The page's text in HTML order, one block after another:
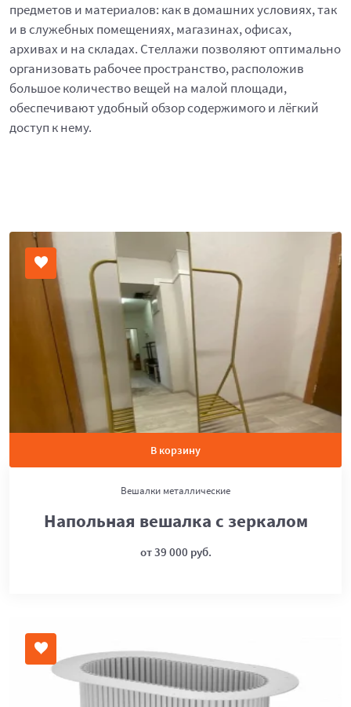
предметов и материалов: как в домашних условиях, так
и в служебных помещениях, магазинах, офисах,
архивах и на складах. Стеллажи позволяют оптимально
организовать рабочее пространство, расположив
большое количество вещей на малой площади,
обеспечивают удобный обзор содержимого и лёгкий
доступ к нему.
В корзину
Вешалки металлические
Напольная вешалка с зеркалом
от 39 000 руб.